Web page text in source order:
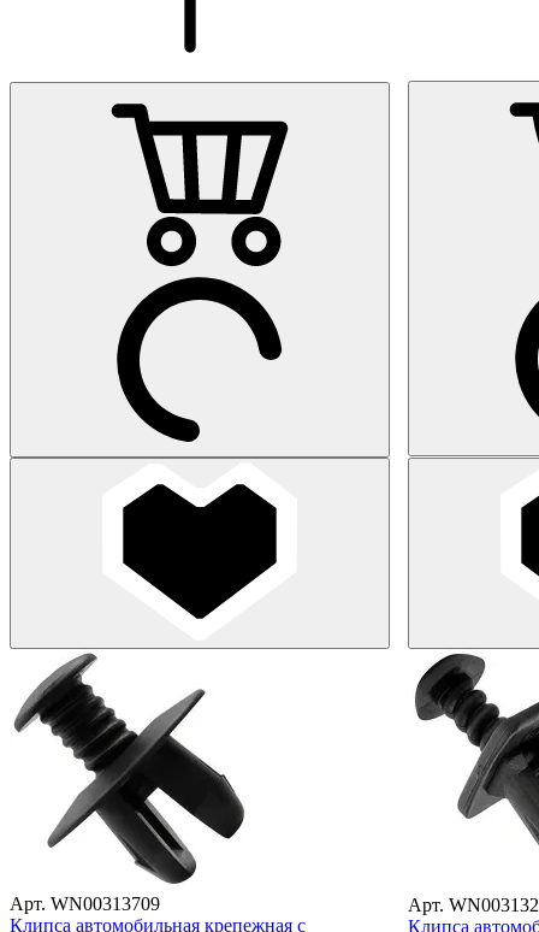
Арт. WN00313709
Клипса автомобильная крепежная с
Арт.
Клипса